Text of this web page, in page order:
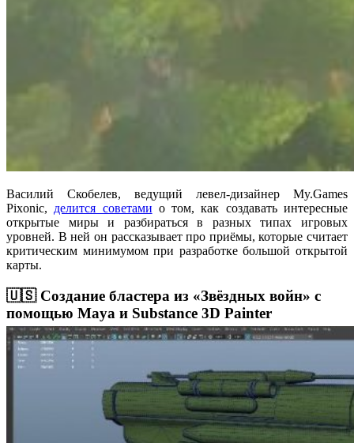
Василий Скобелев, ведущий левел-дизайнер My.Games
Pixonic, делится советами о том, как создавать интересные
открытые миры и разбираться в разных типах игровых
уровней. В ней он рассказывает про приёмы, которые считает
критическим минимумом при разработке большой открытой
карты.
🇺🇸 Создание бластера из «Звёздных войн» с
помощью Maya и Substance 3D Painter